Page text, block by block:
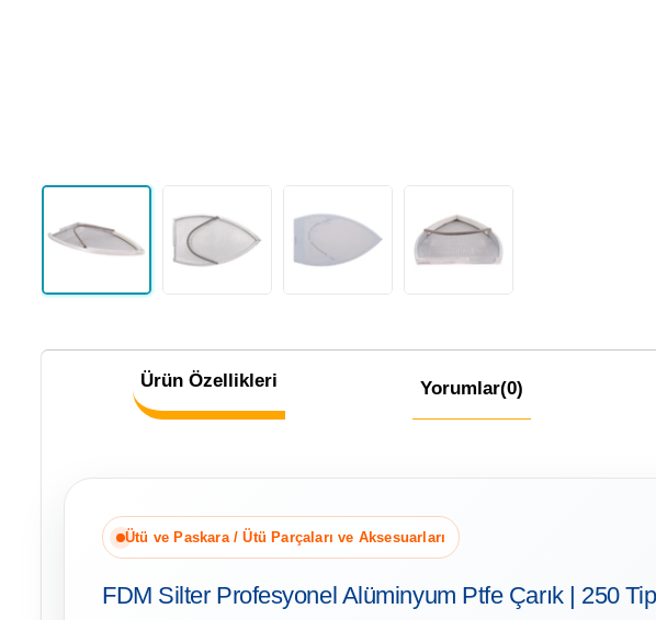
Ürün Özellikleri Yorumlar(0)
Ütü ve Paskara / Ütü Parçaları ve Aksesuarları
FDM Silter Profesyonel Alüminyum Ptfe Çarık | 250